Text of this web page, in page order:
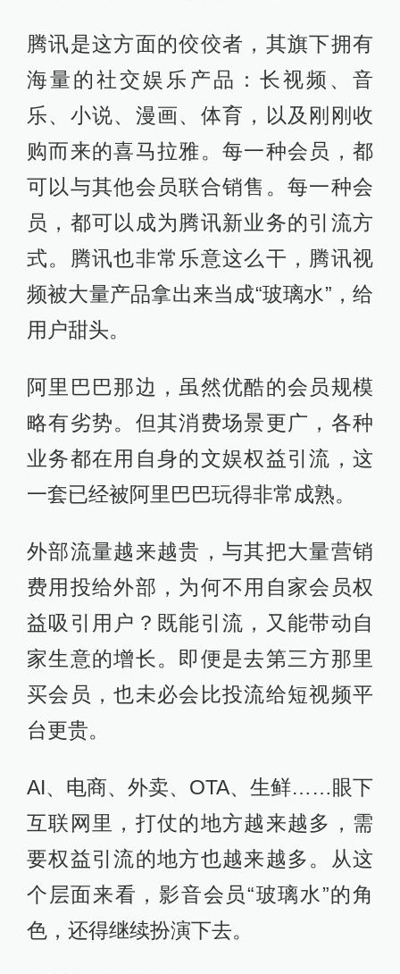
腾讯是这方面的佼佼者，其旗下拥有
海量的社交娱乐产品：长视频、音
乐、小说、漫画、体育，以及刚刚收
购而来的喜马拉雅。每一种会员，都
可以与其他会员联合销售。每一种会
员，都可以成为腾讯新业务的引流方
式。腾讯也非常乐意这么干，腾讯视
频被大量产品拿出来当成“玻璃水”，给
用户甜头。
阿里巴巴那边，虽然优酷的会员规模
略有劣势。但其消费场景更广，各种
业务都在用自身的文娱权益引流，这
一套已经被阿里巴巴玩得非常成熟。
外部流量越来越贵，与其把大量营销
费用投给外部，为何不用自家会员权
益吸引用户？既能引流，又能带动自
家生意的增长。即便是去第三方那里
买会员，也未必会比投流给短视频平
台更贵。
AI、电商、外卖、OTA、生鲜……眼下
互联网里，打仗的地方越来越多，需
要权益引流的地方也越来越多。从这
个层面来看，影音会员“玻璃水”的角
色，还得继续扮演下去。